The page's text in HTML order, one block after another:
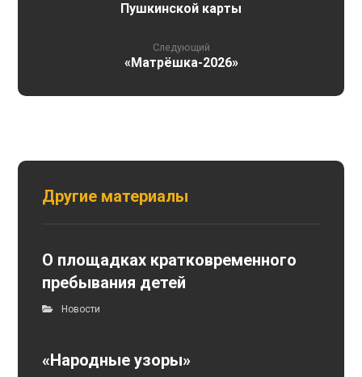
Пушкинской карты
Следующий
«Матрёшка-2026»
Другие материалы
О площадках кратковременного
пребывания детей
Новости
«Народные узоры»